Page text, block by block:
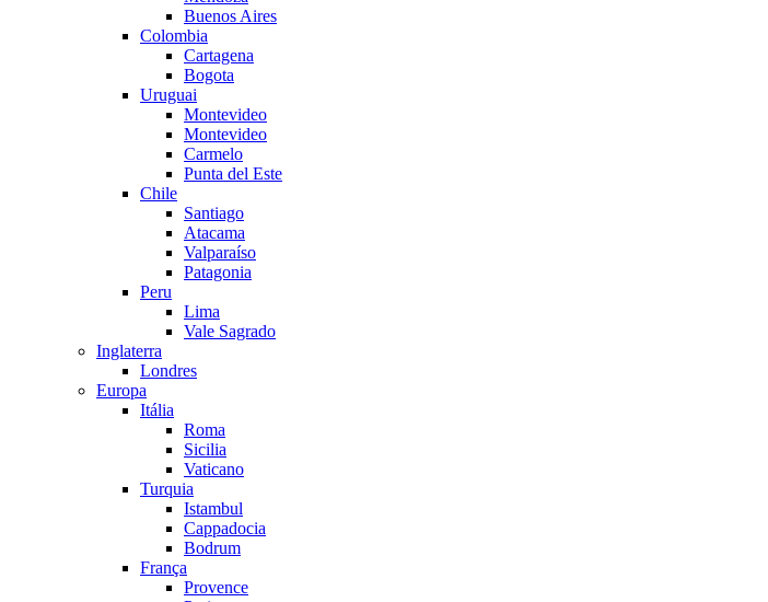
Buenos Aires
Colombia
Cartagena
Bogota
Uruguai
Montevideo
Montevideo
Carmelo
Punta del Este
Chile
Santiago
Atacama
Valparaíso
Patagonia
Peru
Lima
Vale Sagrado
Inglaterra
Londres
Europa
Itália
Roma
Sicilia
Vaticano
Turquia
Istambul
Cappadocia
Bodrum
França
Provence